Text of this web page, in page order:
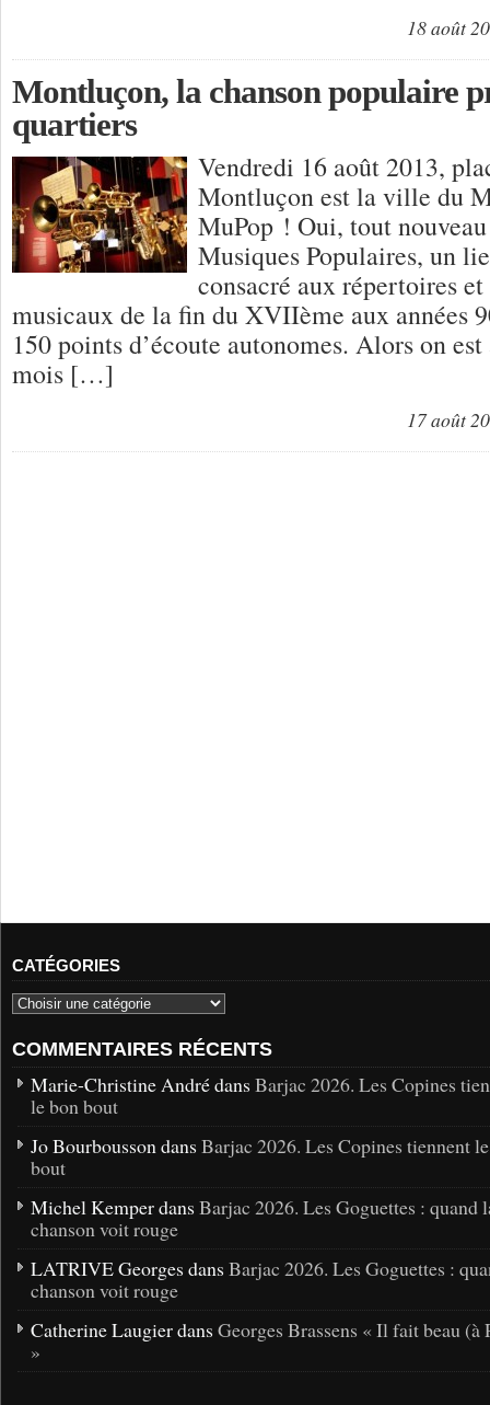
18 août
Montluçon, la chanson populaire
quartiers
Vendredi 16 août 2013,
Montluçon est la ville du
MuPop ! Oui, tout
Musiques Populaires, un
consacré aux répertoires
musicaux de la fin du XVIIème aux années
150 points d’écoute autonomes. Alors on
mois […]
17 août
CATÉGORIES
COMMENTAIRES RÉCENTS
Marie-Christine André dans Barjac 2026. Les Copines
le bon bout
Jo Bourbousson dans Barjac 2026. Les Copines tiennent
bout
Michel Kemper dans Barjac 2026. Les Goguettes : quand
chanson voit rouge
LATRIVE Georges dans Barjac 2026. Les Goguettes :
chanson voit rouge
Catherine Laugier dans Georges Brassens « Il fait beau (à
»